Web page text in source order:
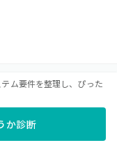
ム要件を整理し、ぴった
か診断